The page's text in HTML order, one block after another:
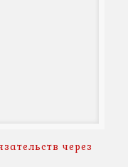
через